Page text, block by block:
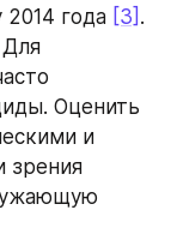
2014 года [3] .
Для
Оценить
и
зрения